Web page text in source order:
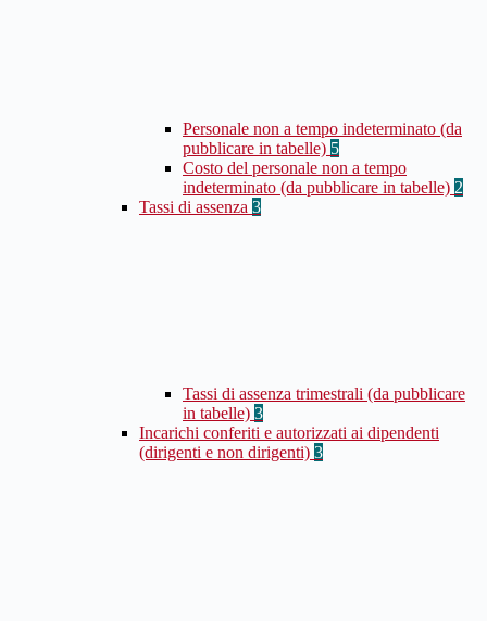
Personale non a tempo indeterminato (da
pubblicare in tabelle) 5
Costo del personale non a tempo
indeterminato (da pubblicare in tabelle) 2
Tassi di assenza 3
Tassi di assenza trimestrali (da pubblicare
in tabelle) 3
Incarichi conferiti e autorizzati ai dipendenti
(dirigenti e non dirigenti) 3